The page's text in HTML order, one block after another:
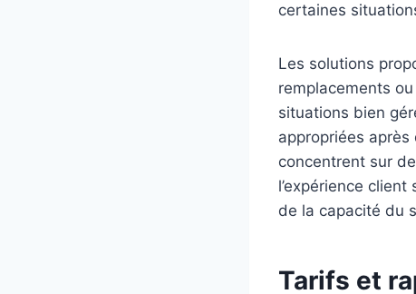
certaines
Les solutions
remplacements
situations bien
appropriées
concentrent sur
l’expérience
de la capacité du
Tarifs et